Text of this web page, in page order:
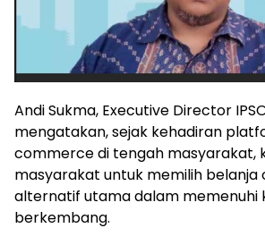
Andi Sukma, Executive Director
mengatakan, sejak kehadiran
commerce di tengah masyarakat,
masyarakat untuk memilih belanja
alternatif utama dalam memenuhi
berkembang.